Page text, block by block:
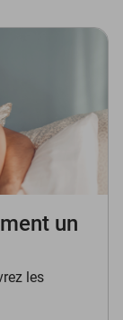
un
les